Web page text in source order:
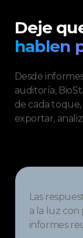
Deje
hablen
Desde
auditoría,
de cada toque,
exportar,
Las
a la luz con
informes